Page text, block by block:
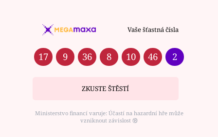
Vaše šťastná čísla
17 9 36 8 10 46 2
ZKUSTE ŠTĚSTÍ
Ministerstvo financí varuje: Účastí na hazardní hře může
vzniknout závislost ⑱